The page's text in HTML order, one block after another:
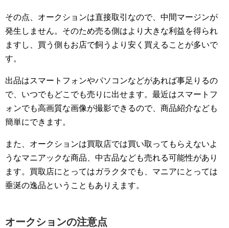
その点、オークションは直接取引なので、中間マージンが
発生しません。そのため売る側はより大きな利益を得られ
ますし、買う側もお店で飼うより安く買えることが多いで
す。
出品はスマートフォンやパソコンなどがあれば事足りるの
で、いつでもどこでも売りに出せます。最近はスマートフ
ォンでも高画質な画像が撮影できるので、商品紹介なども
簡単にできます。
また、オークションは買取店では買い取ってもらえないよ
うなマニアックな商品、中古品なども売れる可能性があり
ます。買取店にとってはガラクタでも、マニアにとっては
垂涎の逸品ということもありえます。
オークションの注意点